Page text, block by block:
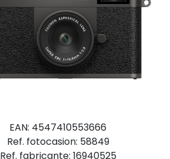
EAN: 4547410553666
Ref. fotocasion: 58849
Ref. fabricante: 16940525